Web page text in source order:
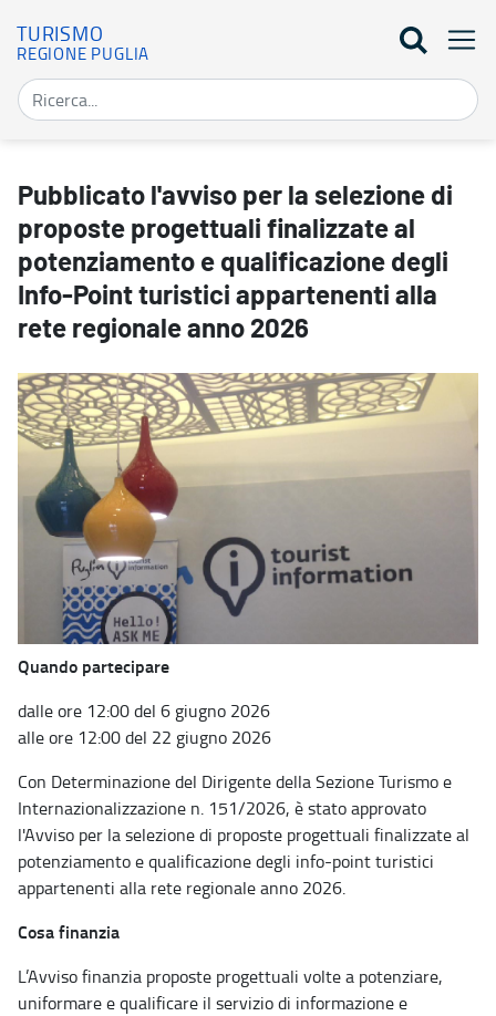
TURISMO
REGIONE PUGLIA
Pubblicato l'avviso per la selezione di
proposte progettuali finalizzate al
potenziamento e qualificazione degli
Info-Point turistici appartenenti alla
rete regionale anno 2026
Quando partecipare
dalle ore 12:00 del 6 giugno 2026
alle ore 12:00 del 22 giugno 2026
Con Determinazione del Dirigente della Sezione Turismo e
Internazionalizzazione n. 151/2026, è stato approvato
l'Avviso per la selezione di proposte progettuali finalizzate al
potenziamento e qualificazione degli info-point turistici
appartenenti alla rete regionale anno 2026.
Cosa finanzia
L’Avviso finanzia proposte progettuali volte a potenziare,
uniformare e qualificare il servizio di informazione e